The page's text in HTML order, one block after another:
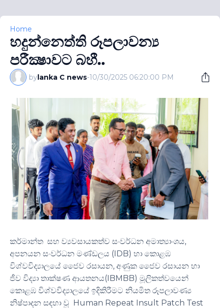
Home
හදුන්නෙත්ති රූපලාවන්‍ය
පරීක්‍ෂාවට බහී..
bylanka C news-10/30/2025 06:20:00 PM
කර්මාන්ත සහ ව්‍යවසායකත්ව සංවර්ධන අමාත්‍යාංශය,
අපනයන සංවර්ධන මණ්ඩලය (IDB) හා කොළඹ
විශ්වවිද්‍යාලයේ ජෛව රසායන, අණුක ජෛව රසායන හා
ජීව විද්‍යා තාක්ෂණ ආයතනය(IBMBB) මූලිකත්වයෙන්
කොළඹ විශ්වවිද්‍යාලයේ ඉදිකිරීමට නියමිත රූපලාවණ්‍ය
නිෂ්පාදන සඳහා වූ Human Repeat Insult Patch Test